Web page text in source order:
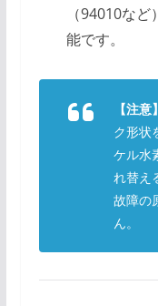
（94010な
能です。
【注意】
ク形状
ケル水
れ替え
故障の
ん。